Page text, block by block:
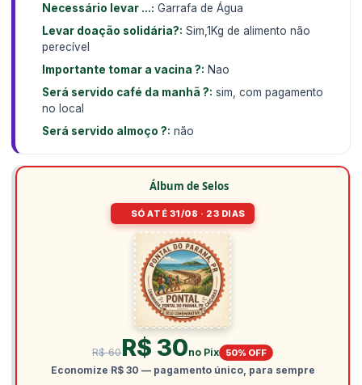
Necessário levar ...: Garrafa de Água
Levar doação solidária?: Sim,1Kg de alimento não
perecível
Importante tomar a vacina ?: Nao
Será servido café da manhã ?: sim, com pagamento
no local
Será servido almoço ?: não
Álbum de Selos
SÓ ATÉ 31/08 · 23 DIAS
R$ 60R$ 30no Pix 50% OFF
Economize R$ 30 — pagamento único, para sempre